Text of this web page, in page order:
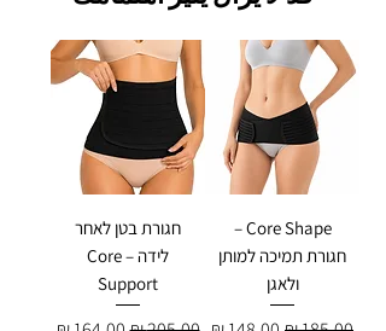
Core Shape –
חגורת תמיכה למותן
ולאגן
חגורת בטן לאחר
לידה – Core
Support